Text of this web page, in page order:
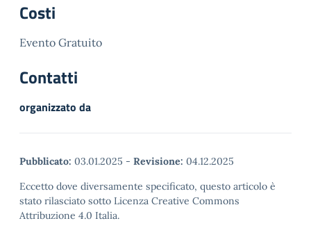
Costi
Evento Gratuito
Contatti
organizzato da
Pubblicato: 03.01.2025 - Revisione: 04.12.2025
Eccetto dove diversamente specificato, questo articolo è
stato rilasciato sotto Licenza Creative Commons
Attribuzione 4.0 Italia.